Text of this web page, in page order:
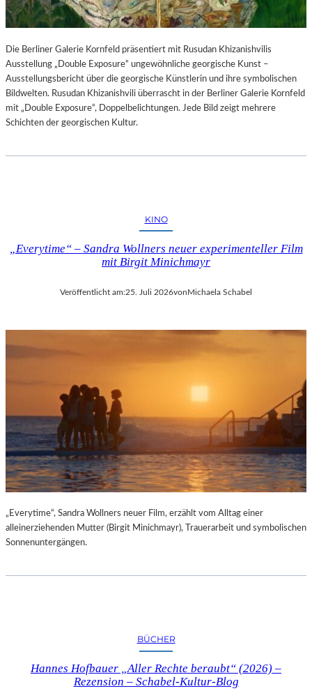
Die Berliner Galerie Kornfeld präsentiert mit Rusudan Khizanishvilis
Ausstellung „Double Exposure“ ungewöhnliche georgische Kunst –
Ausstellungsbericht über die georgische Künstlerin und ihre symbolischen
Bildwelten. Rusudan Khizanishvili überrascht in der Berliner Galerie Kornfeld
mit „Double Exposure“, Doppelbelichtungen. Jede Bild zeigt mehrere
Schichten der georgischen Kultur.
KINO
„Everytime“ – Sandra Wollners neuer experimenteller Film
mit Birgit Minichmayr
Veröffentlicht am:25. Juli 2026vonMichaela Schabel
„Everytime“, Sandra Wollners neuer Film, erzählt vom Alltag einer
alleinerziehenden Mutter (Birgit Minichmayr), Trauerarbeit und symbolischen
Sonnenuntergängen.
BÜCHER
Hannes Hofbauer „Aller Rechte beraubt“ (2026) –
Rezension – Schabel-Kultur-Blog